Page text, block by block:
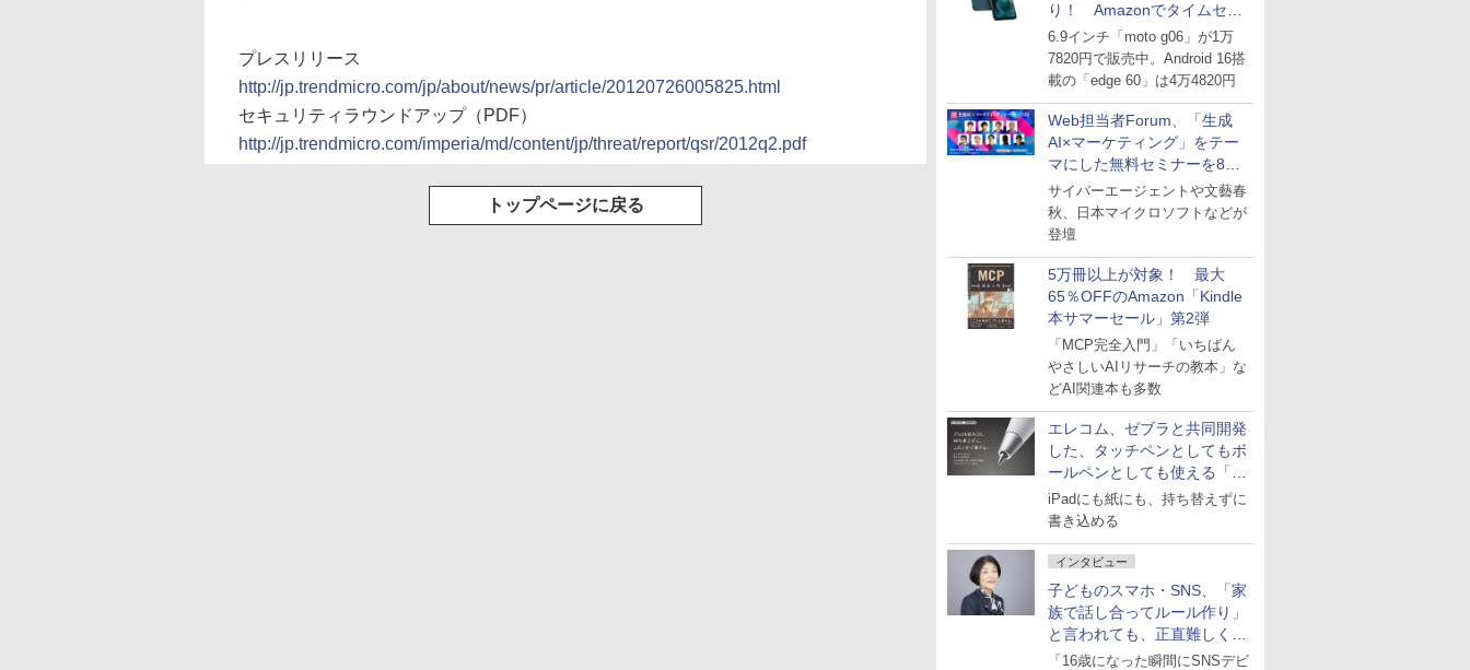
り！ Amazonでタイムセー
ル
6.9インチ「moto g06」が1万
7820円で販売中。Android 16搭
載の「edge 60」は4万4820円
Web担当者Forum、「生成
AI×マーケティング」をテー
マにした無料セミナーを8月
27日にオンライン開催
サイバーエージェントや文藝春
秋、日本マイクロソフトなどが
登壇
5万冊以上が対象！ 最大
65％OFFのAmazon「Kindle
本サマーセール」第2弾
「MCP完全入門」「いちばん
やさしいAIリサーチの教本」な
どAI関連本も多数
エレコム、ゼブラと共同開発
した、タッチペンとしてもボ
ールペンとしても使える「ス
タイラスツーウェイ」発売
iPadにも紙にも、持ち替えずに
書き込める
インタビュー
子どものスマホ・SNS、「家
族で話し合ってルール作り」
と言われても、正直難しくな
いですか？
「16歳になった瞬間にSNSデビ
プレスリリース
http://jp.trendmicro.com/jp/about/news/pr/article/20120726005825.html
セキュリティラウンドアップ（PDF）
http://jp.trendmicro.com/imperia/md/content/jp/threat/report/qsr/2012q2.pdf
トップページに戻る